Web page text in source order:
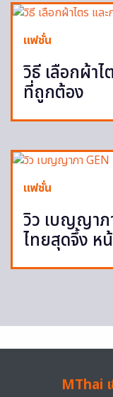
แฟชั่น
วิธี เลือกผ้าไ
ที่ถูกต้อง
แฟชั่น
วิว เบญญาภ
ไทยสุดจึ้ง ห
MThai